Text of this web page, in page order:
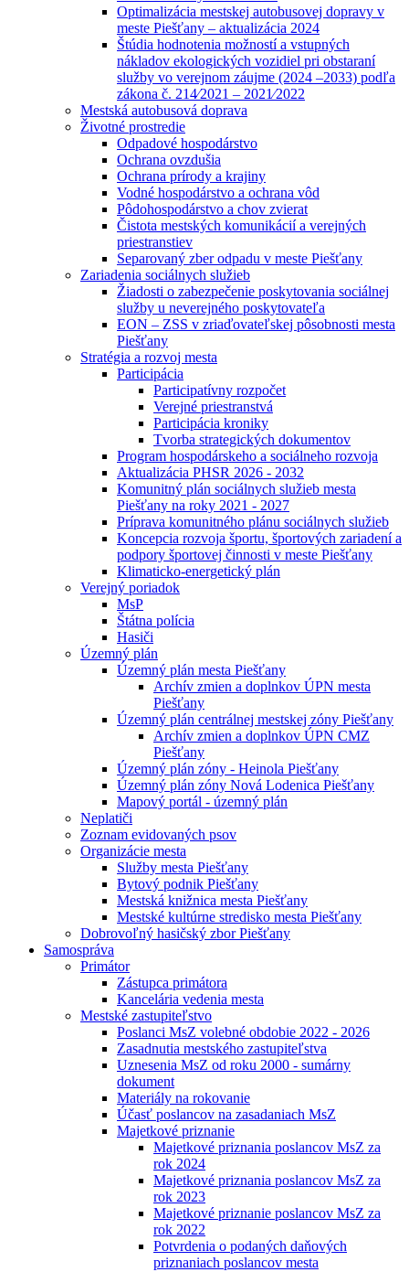
Optimalizácia mestskej autobusovej dopravy v
meste Piešťany – aktualizácia 2024
Štúdia hodnotenia možností a vstupných
nákladov ekologických vozidiel pri obstaraní
služby vo verejnom záujme (2024 –2033) podľa
zákona č. 214⁄2021 – 2021⁄2022
Mestská autobusová doprava
Životné prostredie
Odpadové hospodárstvo
Ochrana ovzdušia
Ochrana prírody a krajiny
Vodné hospodárstvo a ochrana vôd
Pôdohospodárstvo a chov zvierat
Čistota mestských komunikácií a verejných
priestranstiev
Separovaný zber odpadu v meste Piešťany
Zariadenia sociálnych služieb
Žiadosti o zabezpečenie poskytovania sociálnej
služby u neverejného poskytovateľa
EON – ZSS v zriaďovateľskej pôsobnosti mesta
Piešťany
Stratégia a rozvoj mesta
Participácia
Participatívny rozpočet
Verejné priestranstvá
Participácia kroniky
Tvorba strategických dokumentov
Program hospodárskeho a sociálneho rozvoja
Aktualizácia PHSR 2026 - 2032
Komunitný plán sociálnych služieb mesta
Piešťany na roky 2021 - 2027
Príprava komunitného plánu sociálnych služieb
Koncepcia rozvoja športu, športových zariadení a
podpory športovej činnosti v meste Piešťany
Klimaticko-energetický plán
Verejný poriadok
MsP
Štátna polícia
Hasiči
Územný plán
Územný plán mesta Piešťany
Archív zmien a doplnkov ÚPN mesta
Piešťany
Územný plán centrálnej mestskej zóny Piešťany
Archív zmien a doplnkov ÚPN CMZ
Piešťany
Územný plán zóny - Heinola Piešťany
Územný plán zóny Nová Lodenica Piešťany
Mapový portál - územný plán
Neplatiči
Zoznam evidovaných psov
Organizácie mesta
Služby mesta Piešťany
Bytový podnik Piešťany
Mestská knižnica mesta Piešťany
Mestské kultúrne stredisko mesta Piešťany
Dobrovoľný hasičský zbor Piešťany
Samospráva
Primátor
Zástupca primátora
Kancelária vedenia mesta
Mestské zastupiteľstvo
Poslanci MsZ volebné obdobie 2022 - 2026
Zasadnutia mestského zastupiteľstva
Uznesenia MsZ od roku 2000 - sumárny
dokument
Materiály na rokovanie
Účasť poslancov na zasadaniach MsZ
Majetkové priznanie
Majetkové priznania poslancov MsZ za
rok 2024
Majetkové priznania poslancov MsZ za
rok 2023
Majetkové priznanie poslancov MsZ za
rok 2022
Potvrdenia o podaných daňových
priznaniach poslancov mesta